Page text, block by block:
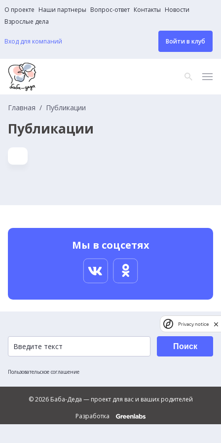
О проекте Наши партнеры Вопрос-ответ Контакты Новости
Взрослые дела
Вход для компаний Войти в клуб
Главная Публикации
Публикации
Мы в соцсетях
Пользовательское соглашение
Поиск
© 2026 Баба-Деда — проект для вас и ваших родителей
Разработка
Privacy notice